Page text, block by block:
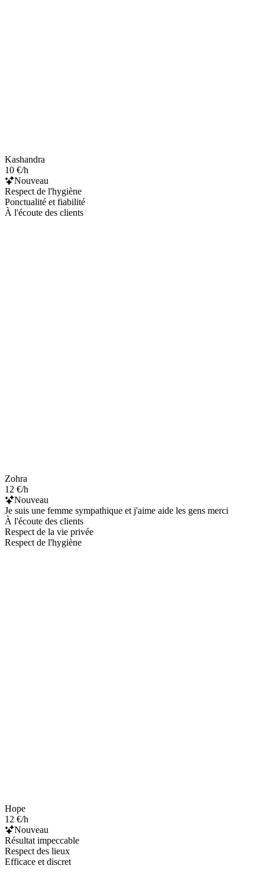
Kashandra
10 €/h
Nouveau
Respect de l'hygiène
Ponctualité et fiabilité
À l'écoute des clients
Zohra
12 €/h
Nouveau
Je suis une femme sympathique et j'aime aide les gens merci
À l'écoute des clients
Respect de la vie privée
Respect de l'hygiène
Hope
12 €/h
Nouveau
Résultat impeccable
Respect des lieux
Efficace et discret